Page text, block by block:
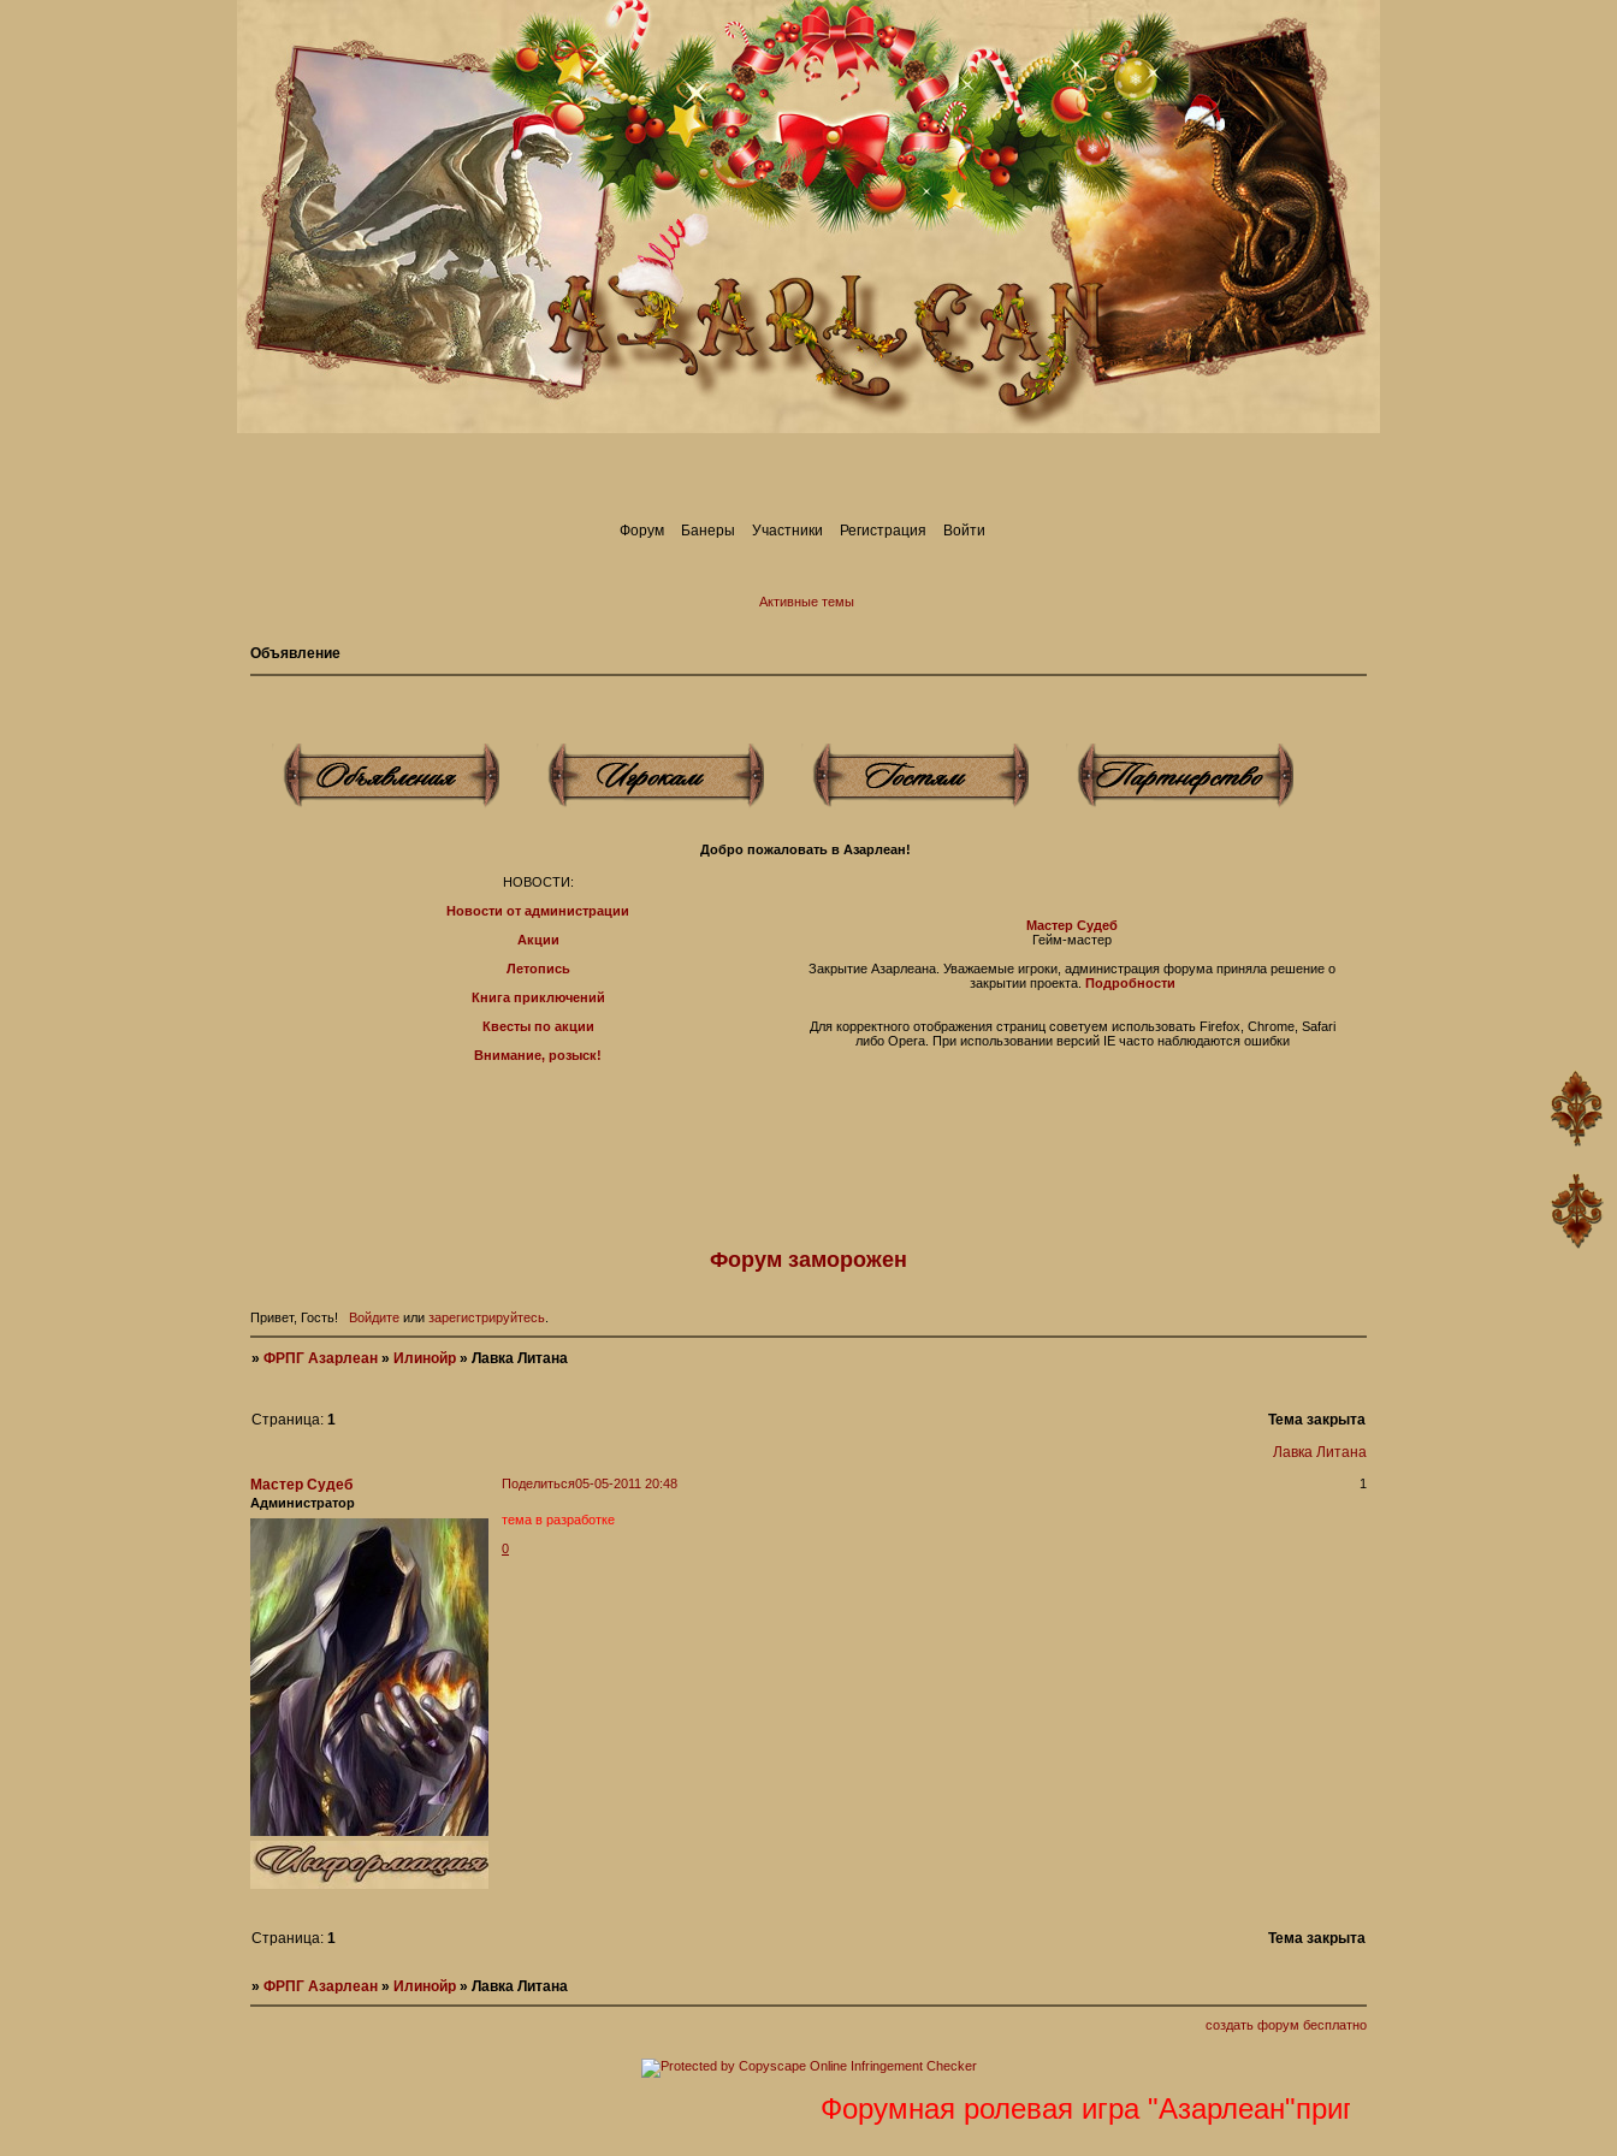
Форум Банеры Участники Регистрация Войти
Активные темы
Объявление
Добро пожаловать в Азарлеан!
НОВОСТИ:
Новости от администрации
Акции
Летопись
Книга приключений
Квесты по акции
Внимание, розыск!
Мастер Судеб
Гейм-мастер
Закрытие Азарлеана. Уважаемые игроки, администрация форума приняла решение о
закрытии проекта.
Подробности
Для корректного отображения страниц советуем использовать Firefox, Chrome, Safari
либо Operа. При использовании версий IE часто наблюдаются ошибки
Форум заморожен
Привет, Гость! Войдитеили зарегистрируйтесь.
»ФРПГ Азарлеан » Илинойр »Лавка Литана
Лавка Литана
Страница:1 Тема закрыта
Поделиться 1
05-05-2011 20:48
Мастер Судеб
Администратор
тема в разработке
0
Тема закрыта
Страница:1
»ФРПГ Азарлеан » Илинойр »Лавка Литана
создать форум бесплатно
Форумная ролевая игра "Азарлеан"приглашает Вас. С